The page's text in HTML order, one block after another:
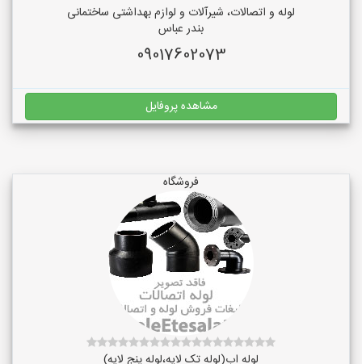
لوله و اتصالات، شیرآلات و لوازم بهداشتی ساختمانی
بندر عباس
09017602073
مشاهده پروفایل
فروشگاه
لوله اب(لوله تک لایه،لوله پنج لایه)